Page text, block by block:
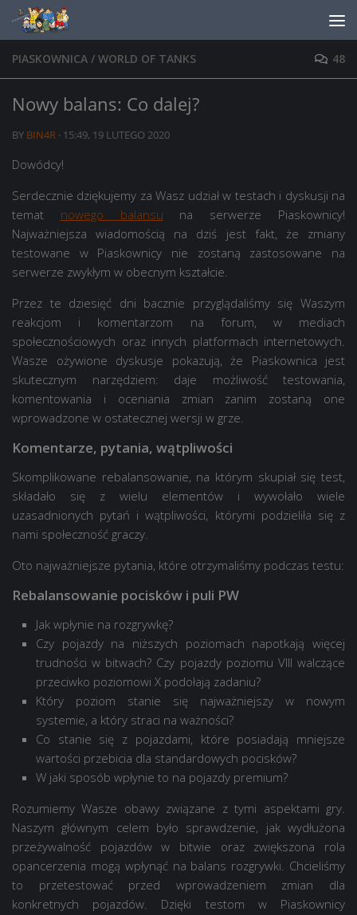
Skip to content
PIASKOWNICA / WORLD OF TANKS 48
Nowy balans: Co dalej?
BY BIN4R · 15:49, 19 LUTEGO 2020
Dowódcy!
Serdecznie dziękujemy za Wasz udział w testach i dyskusji na
temat nowego balansu na serwerze Piaskownicy!
Najważniejsza wiadomością na dziś jest fakt, że zmiany
testowane w Piaskownicy nie zostaną zastosowane na
serwerze zwykłym w obecnym kształcie.
Przez te dziesięć dni bacznie przyglądaliśmy się Waszym
reakcjom i komentarzom na forum, w mediach
społecznościowych oraz innych platformach internetowych.
Wasze ożywione dyskusje pokazują, że Piaskownica jest
skutecznym narzędziem: daje możliwość testowania,
komentowania i oceniania zmian zanim zostaną one
wprowadzone w ostatecznej wersji w grze.
Komentarze, pytania, wątpliwości
Skomplikowane rebalansowanie, na którym skupiał się test,
składało się z wielu elementów i wywołało wiele
uzasadnionych pytań i wątpliwości, którymi podzieliła się z
nami społeczność graczy.
Oto najważniejsze pytania, które otrzymaliśmy podczas testu:
Rebalansowanie pocisków i puli PW
Jak wpłynie na rozgrywkę?
Czy pojazdy na niższych poziomach napotkają więcej
trudności w bitwach? Czy pojazdy poziomu VIII walczące
przeciwko poziomowi X podołają zadaniu?
Który poziom stanie się najważniejszy w nowym
systemie, a który straci na ważności?
Co stanie się z pojazdami, które posiadają mniejsze
wartości przebicia dla standardowych pocisków?
W jaki sposób wpłynie to na pojazdy premium?
Rozumiemy Wasze obawy związane z tymi aspektami gry.
Naszym głównym celem było sprawdzenie, jak wydłużona
przeżywalność pojazdów w bitwie oraz zwiększona rola
opancerzenia mogą wpłynąć na balans rozgrywki. Chcieliśmy
to przetestować przed wprowadzeniem zmian dla
konkretnych pojazdów. Dzięki testom w Piaskownicy